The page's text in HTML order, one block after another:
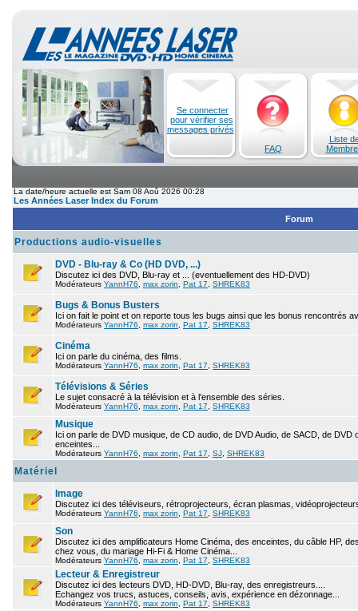
Se connecter
pour vérifier ses
messages privés
FAQ
Liste
La date/heure actuelle est Sam 08 Aoû 2026 00:28
Les Années Laser Index du Forum
Forum
Productions audio-visuelles
DVD - Blu-ray & Co (HD DVD, ...)
Discutez ici des DVD, Blu-ray et ... (eventuellement des HD-DVD)
Modérateurs YannH76 max zorin Pat 17 SHREK83
Bugs & Bonus Busters
Ici on fait le point et on reporte tous les bugs ainsi que les bonus rencontrés
Modérateurs YannH76 max zorin Pat 17 SHREK83
Cinéma
Ici on parle du cinéma, des films.
Modérateurs YannH76 max zorin Pat 17 SHREK83
Télévisions & Séries
Le sujet consacré à la télévision et à l'ensemble des séries.
Modérateurs YannH76 max zorin Pat 17 SHREK83
Musique
Ici on parle de DVD musique, de CD audio, de DVD Audio, de SACD, de
enceintes...
Modérateurs YannH76 max zorin Pat 17 SJ SHREK83
Matériel
Image
Discutez ici des téléviseurs, rétroprojecteurs, écran plasmas,
Modérateurs YannH76 max zorin Pat 17 SHREK83
Son
Discutez ici des amplificateurs Home Cinéma, des enceintes, du câble HP,
chez vous, du mariage Hi-Fi & Home Cinéma...
Modérateurs YannH76 max zorin Pat 17 SHREK83
Lecteur & Enregistreur
Discutez ici des lecteurs DVD, HD-DVD, Blu-ray, des enregistreurs....
Echangez vos trucs, astuces, conseils, avis, expérience en dézonnage...
Modérateurs YannH76 max zorin Pat 17 SHREK83